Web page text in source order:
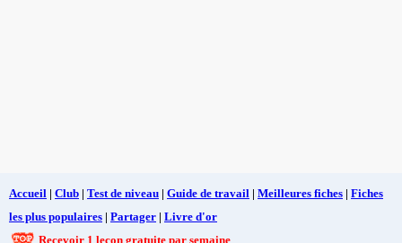
Accueil | Club | Test de niveau | Guide de travail | Meilleures fiches | Fiches
les plus populaires | Partager | Livre d'or
Recevoir 1 leçon gratuite par semaine